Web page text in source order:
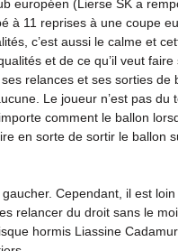
européen (Lierse SK a
à 11 reprises à une coupe
c’est aussi le calme et
et de ce qu’il veut faire
relances et ses sorties de
Le joueur n’est pas du
comment le ballon
en sorte de sortir le ballon
Cependant, il est loin
relancer du droit sans le
hormis Liassine